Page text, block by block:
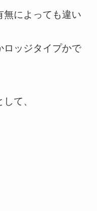
無によっても違い
ロッジタイプかで
て、